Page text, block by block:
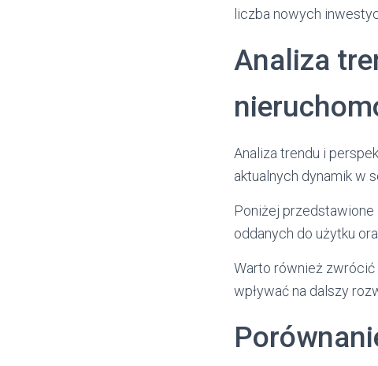
liczba nowych
Analiza
Analiza trendu i
aktualnych dynamik w
Poniżej
oddanych do użytku
Warto również zwrócić
wpływać na dalszy